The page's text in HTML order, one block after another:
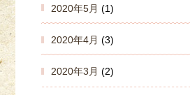
2020年5月 (1)
2020年4月 (3)
2020年3月 (2)